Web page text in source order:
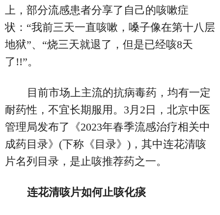
上，部分流感患者分享了自己的咳嗽症
状：“我前三天一直咳嗽，嗓子像在第十八层
地狱”、“烧三天就退了，但是已经咳8天
了!!”。
目前市场上主流的抗病毒药，均有一定
耐药性，不宜长期服用。3月2日，北京中医
管理局发布了《2023年春季流感治疗相关中
成药目录》(下称《目录》)，其中连花清咳
片名列目录，是止咳推荐药之一。
连花清咳片如何止咳化痰